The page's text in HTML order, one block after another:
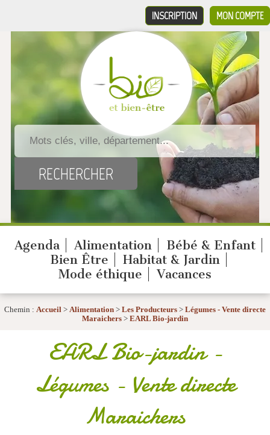
MON COMPTE
INSCRIPTION
Agenda Alimentation
Bébé & Enfant
Bien Être
Habitat & Jardin
Mode éthique
Vacances
Chemin : Accueil > Alimentation > Les Producteurs > Légumes - Vente directe
Maraichers > EARL Bio-jardin
EARL Bio-jardin-
Légumes - Vente directe
Maraichers